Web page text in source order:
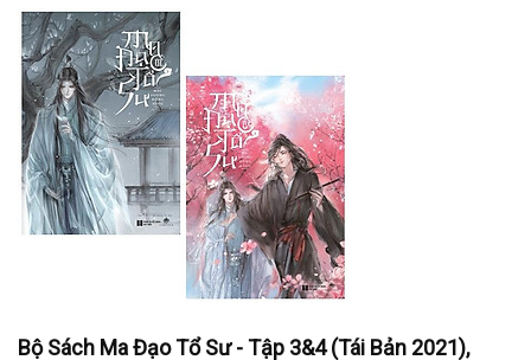
Bộ Sách Ma Đạo Tổ Sư - Tập 3&4 (Tái Bản 2021),